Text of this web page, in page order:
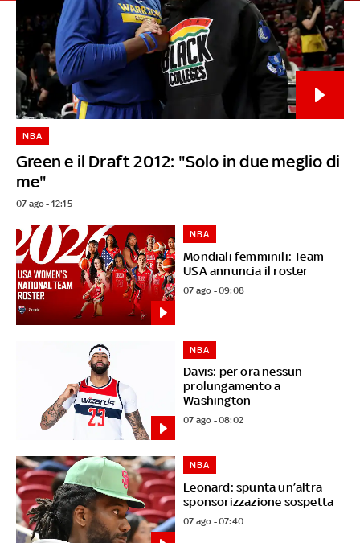
Green e il Draft 2012: "Solo in due meglio di
me"
NBA
07 ago - 12:15
Mondiali femminili: Team
USA annuncia il roster
NBA
07 ago - 09:08
Davis: per ora nessun
prolungamento a
Washington
NBA
07 ago - 08:02
Leonard: spunta un’altra
sponsorizzazione sospetta
NBA
07 ago - 07:40